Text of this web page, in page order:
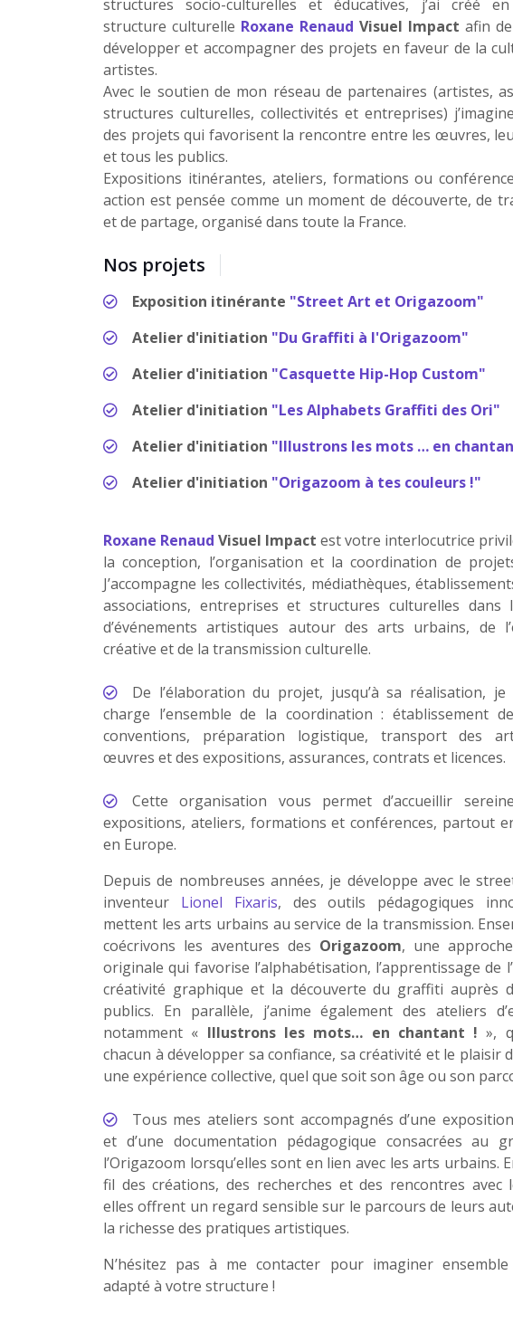
structures socio-culturelles et éducatives, j’ai créé
structure culturelle Roxane Renaud Visuel Impact afin
développer et accompagner des projets en faveur de la
artistes.
Avec le soutien de mon réseau de partenaires (artistes,
structures culturelles, collectivités et entreprises)
des projets qui favorisent la rencontre entre les œuvres,
et tous les publics.
Expositions itinérantes, ateliers, formations ou
action est pensée comme un moment de découverte, de
et de partage, organisé dans toute la France.
Nos projets
Exposition itinérante "Street Art et Origazoom"
Atelier d'initiation "Du Graffiti à l'Origazoom"
Atelier d'initiation "Casquette Hip-Hop Custom"
Atelier d'initiation "Les Alphabets Graffiti des Ori"
Atelier d'initiation "Illustrons les mots … en
Atelier d'initiation "Origazoom à tes couleurs !"
Roxane Renaud Visuel Impact est votre interlocutrice
la conception, l’organisation et la coordination de
J’accompagne les collectivités, médiathèques,
associations, entreprises et structures culturelles dans
d’événements artistiques autour des arts urbains, de
créative et de la transmission culturelle.
De l’élaboration du projet, jusqu’à sa réalisation,
charge l’ensemble de la coordination : établissement
conventions, préparation logistique, transport des
œuvres et des expositions, assurances, contrats et licences.
Cette organisation vous permet d’accueillir
expositions, ateliers, formations et conférences, partout
en Europe.
Depuis de nombreuses années, je développe avec le
inventeur Lionel Fixaris, des outils pédagogiques
mettent les arts urbains au service de la transmission.
coécrivons les aventures des Origazoom, une
originale qui favorise l’alphabétisation, l’apprentissage de
créativité graphique et la découverte du graffiti auprès
publics. En parallèle, j’anime également des ateliers
notamment « Illustrons les mots… en chantant ! »,
chacun à développer sa confiance, sa créativité et le plaisir
une expérience collective, quel que soit son âge ou son
Tous mes ateliers sont accompagnés d’une
et d’une documentation pédagogique consacrées au
l’Origazoom lorsqu’elles sont en lien avec les arts urbains.
fil des créations, des recherches et des rencontres avec
elles offrent un regard sensible sur le parcours de leurs
la richesse des pratiques artistiques.
N’hésitez pas à me contacter pour imaginer
adapté à votre structure !